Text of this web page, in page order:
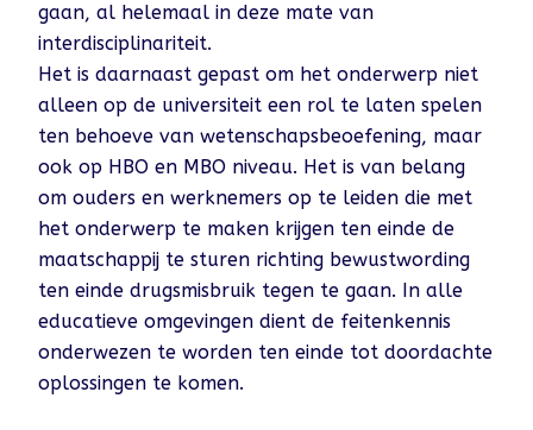
gaan, al helemaal in deze mate van
interdisciplinariteit.
Het is daarnaast gepast om het onderwerp niet
alleen op de universiteit een rol te laten spelen
ten behoeve van wetenschapsbeoefening, maar
ook op HBO en MBO niveau. Het is van belang
om ouders en werknemers op te leiden die met
het onderwerp te maken krijgen ten einde de
maatschappij te sturen richting bewustwording
ten einde drugsmisbruik tegen te gaan. In alle
educatieve omgevingen dient de feitenkennis
onderwezen te worden ten einde tot doordachte
oplossingen te komen.